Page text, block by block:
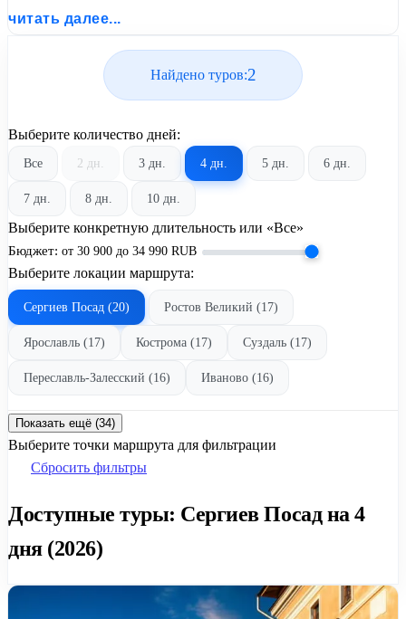
от United Travel Systems.
читать далее...
Найдено туров:2
Выберите количество дней:
Все 2 дн. 3 дн. 4 дн. 5 дн. 6 дн.
7 дн. 8 дн. 10 дн.
Выберите конкретную длительность или «Все»
Бюджет: от 30 900 до 34 990 RUB
Выберите локации маршрута:
Сергиев Посад (20) Ростов Великий (17)
Ярославль (17) Кострома (17) Суздаль (17)
Переславль-Залесский (16) Иваново (16)
Показать ещё (34)
Выберите точки маршрута для фильтрации
Сбросить фильтры
Доступные туры: Сергиев Посад на 4
дня (2026)